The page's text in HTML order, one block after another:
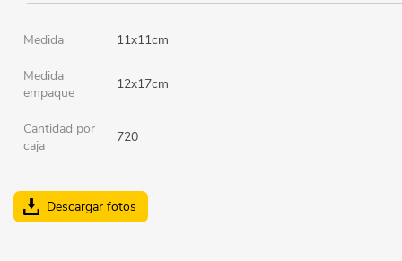
Medida 11x11cm
Medida
empaque
12x17cm
Cantidad por
caja
720
Descargar fotos